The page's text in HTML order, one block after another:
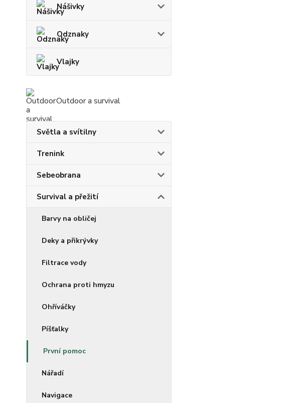
Nášivky
Odznaky
Vlajky
Outdoor a survival
Světla a svítilny
Trenink
Sebeobrana
Survival a přežití
Barvy na obličej
Deky a přikrývky
Filtrace vody
Ochrana proti hmyzu
Ohříváčky
Píšťalky
První pomoc
Nářadí
Navigace